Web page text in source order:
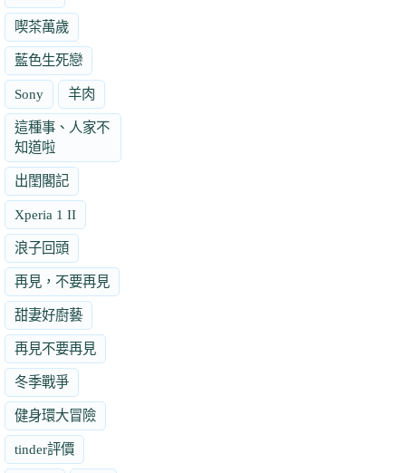
喫茶萬歲
藍色生死戀
Sony 羊肉
這種事、人家不
知道啦
出閨閣記
Xperia 1 II
浪子回頭
再見，不要再見
甜妻好廚藝
再見不要再見
冬季戰爭
健身環大冒險
tinder評價